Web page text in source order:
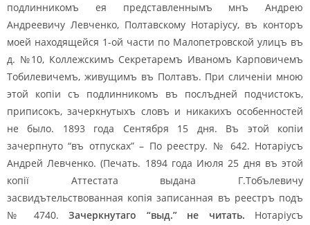
подлинникомъ ея представленнымъ мнъ Андрею
Андреевичу Левченко, Полтавскому Нотаріусу, въ конторъ
моей находящейся 1-ой части по Малопетровской улицъ въ
д. №10, Коллежскимъ Секретаремъ Иваномъ Карповичемъ
Тобилевичемъ, живущимъ въ Полтавъ. При сличеніи мною
этой копіи съ подлинникомъ въ послъдней подчистокъ,
приписокъ, зачеркнутыхъ словъ и никакихъ особенностей
не было. 1893 года Сентября 15 дня. Въ этой копіи
зачерпнуто “въ отпусках” – По реестру. № 642. Нотаріусъ
Андрей Левченко. (Печать. 1894 года Июля 25 дня въ этой
копії Аттестата выдана Г.Тобълевичу
засвидътельствованная копія записанная въ реестръ подъ
№ 4740.Зачеркнутаго “выд.” не читать. Нотаріусъ